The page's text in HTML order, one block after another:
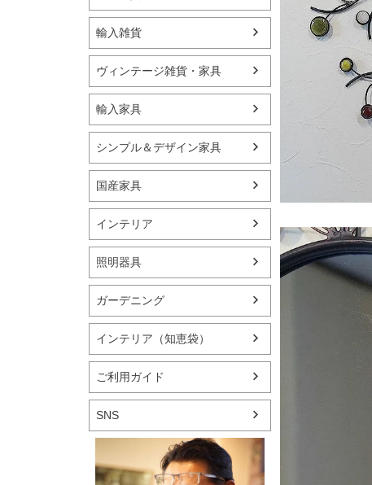
輸入雑貨
ヴィンテージ雑貨・家具
輸入家具
シンプル＆デザイン家具
国産家具
インテリア
照明器具
ガーデニング
インテリア（知恵袋）
ご利用ガイド
SNS